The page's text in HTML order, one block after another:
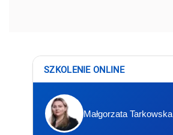
SZKOLENIE ONLINE
Małgorzata Tarkowska